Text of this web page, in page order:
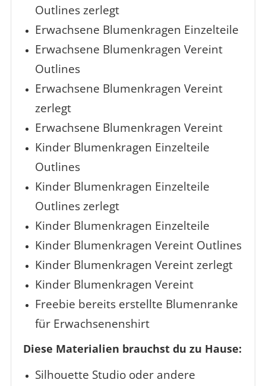
Outlines zerlegt
Erwachsene Blumenkragen Einzelteile
Erwachsene Blumenkragen Vereint
Outlines
Erwachsene Blumenkragen Vereint
zerlegt
Erwachsene Blumenkragen Vereint
Kinder Blumenkragen Einzelteile
Outlines
Kinder Blumenkragen Einzelteile
Outlines zerlegt
Kinder Blumenkragen Einzelteile
Kinder Blumenkragen Vereint Outlines
Kinder Blumenkragen Vereint zerlegt
Kinder Blumenkragen Vereint
Freebie bereits erstellte Blumenranke
für Erwachsenenshirt
Diese Materialien brauchst du zu Hause:
Silhouette Studio oder andere